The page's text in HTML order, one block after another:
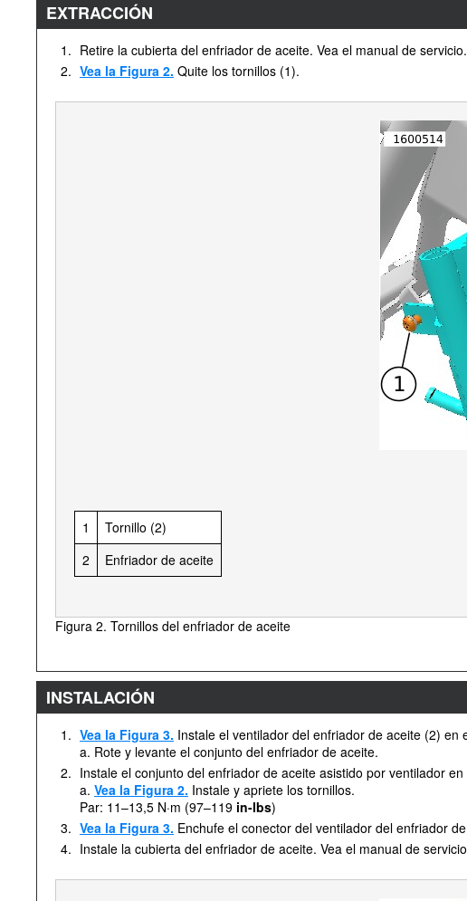
EXTRACCIÓN
1. Retire la cubierta del enfriador de aceite. Vea el manual de servicio.
2. Vea la Figura 2. Quite los tornillos (1).
1
Tornillo (2)
2
Enfriador de aceite
Figura 2. Tornillos del enfriador de aceite
INSTALACIÓN
1. Vea la Figura 3. Instale el ventilador del enfriador de aceite (2) en
a. Rote y levante el conjunto del enfriador de aceite.
2. Instale el conjunto del enfriador de aceite asistido por ventilador
a. Vea la Figura 2. Instale y apriete los tornillos.
Par: 11–13,5 N·m (97–119 in-lbs)
3. Vea la Figura 3. Enchufe el conector del ventilador del enfriador
4. Instale la cubierta del enfriador de aceite. Vea el manual de